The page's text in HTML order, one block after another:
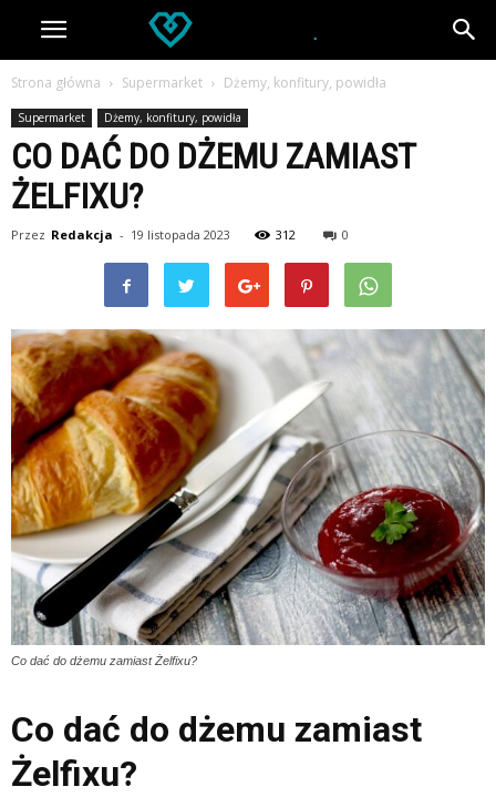
Strona główna Supermarket Dżemy, konfitury, powidła
Supermarket Dżemy, konfitury, powidła
CO DAĆ DO DŻEMU ZAMIAST
ŻELFIXU?
Przez Redakcja - 19 listopada 2023 312 0
Co dać do dżemu zamiast Żelfixu?
Co dać do dżemu zamiast
Żelfixu?